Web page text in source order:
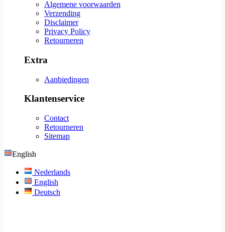
Algemene voorwaarden
Verzending
Disclaimer
Privacy Policy
Retourneren
Extra
Aanbiedingen
Klantenservice
Contact
Retourneren
Sitemap
English
Nederlands
English
Deutsch